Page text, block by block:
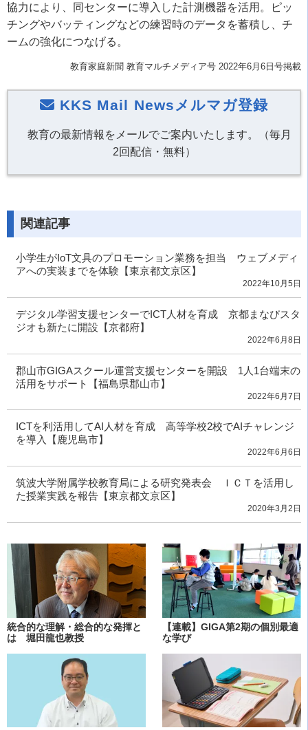
協力により、同センターに導入した計測機器を活用。ピッ
チングやバッティングなどの練習時のデータを蓄積し、チ
ームの強化につなげる。
教育家庭新聞 教育マルチメディア号 2022年6月6日号掲載
KKS Mail Newsメルマガ登録
教育の最新情報をメールでご案内いたします。（毎月
2回配信・無料）
関連記事
小学生がIoT文具のプロモーション業務を担当 ウェブメディ
アへの実装までを体験【東京都文京区】
2022年10月5日
デジタル学習支援センターでICT人材を育成 京都まなびスタ
ジオも新たに開設【京都府】
2022年6月8日
郡山市GIGAスクール運営支援センターを開設 1人1台端末の
活用をサポート【福島県郡山市】
2022年6月7日
ICTを利活用してAI人材を育成 高等学校2校でAIチャレンジ
を導入【鹿児島市】
2022年6月6日
筑波大学附属学校教育局による研究発表会 ＩＣＴを活用し
た授業実践を報告【東京都文京区】
2020年3月2日
統合的な理解・総合的な発揮と
は 堀田龍也教授
【連載】GIGA第2期の個別最適
な学び